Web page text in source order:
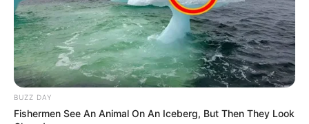
BUZZ DAY
Fishermen See An Animal On An Iceberg, But Then They Look